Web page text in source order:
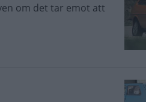
om det tar emot att